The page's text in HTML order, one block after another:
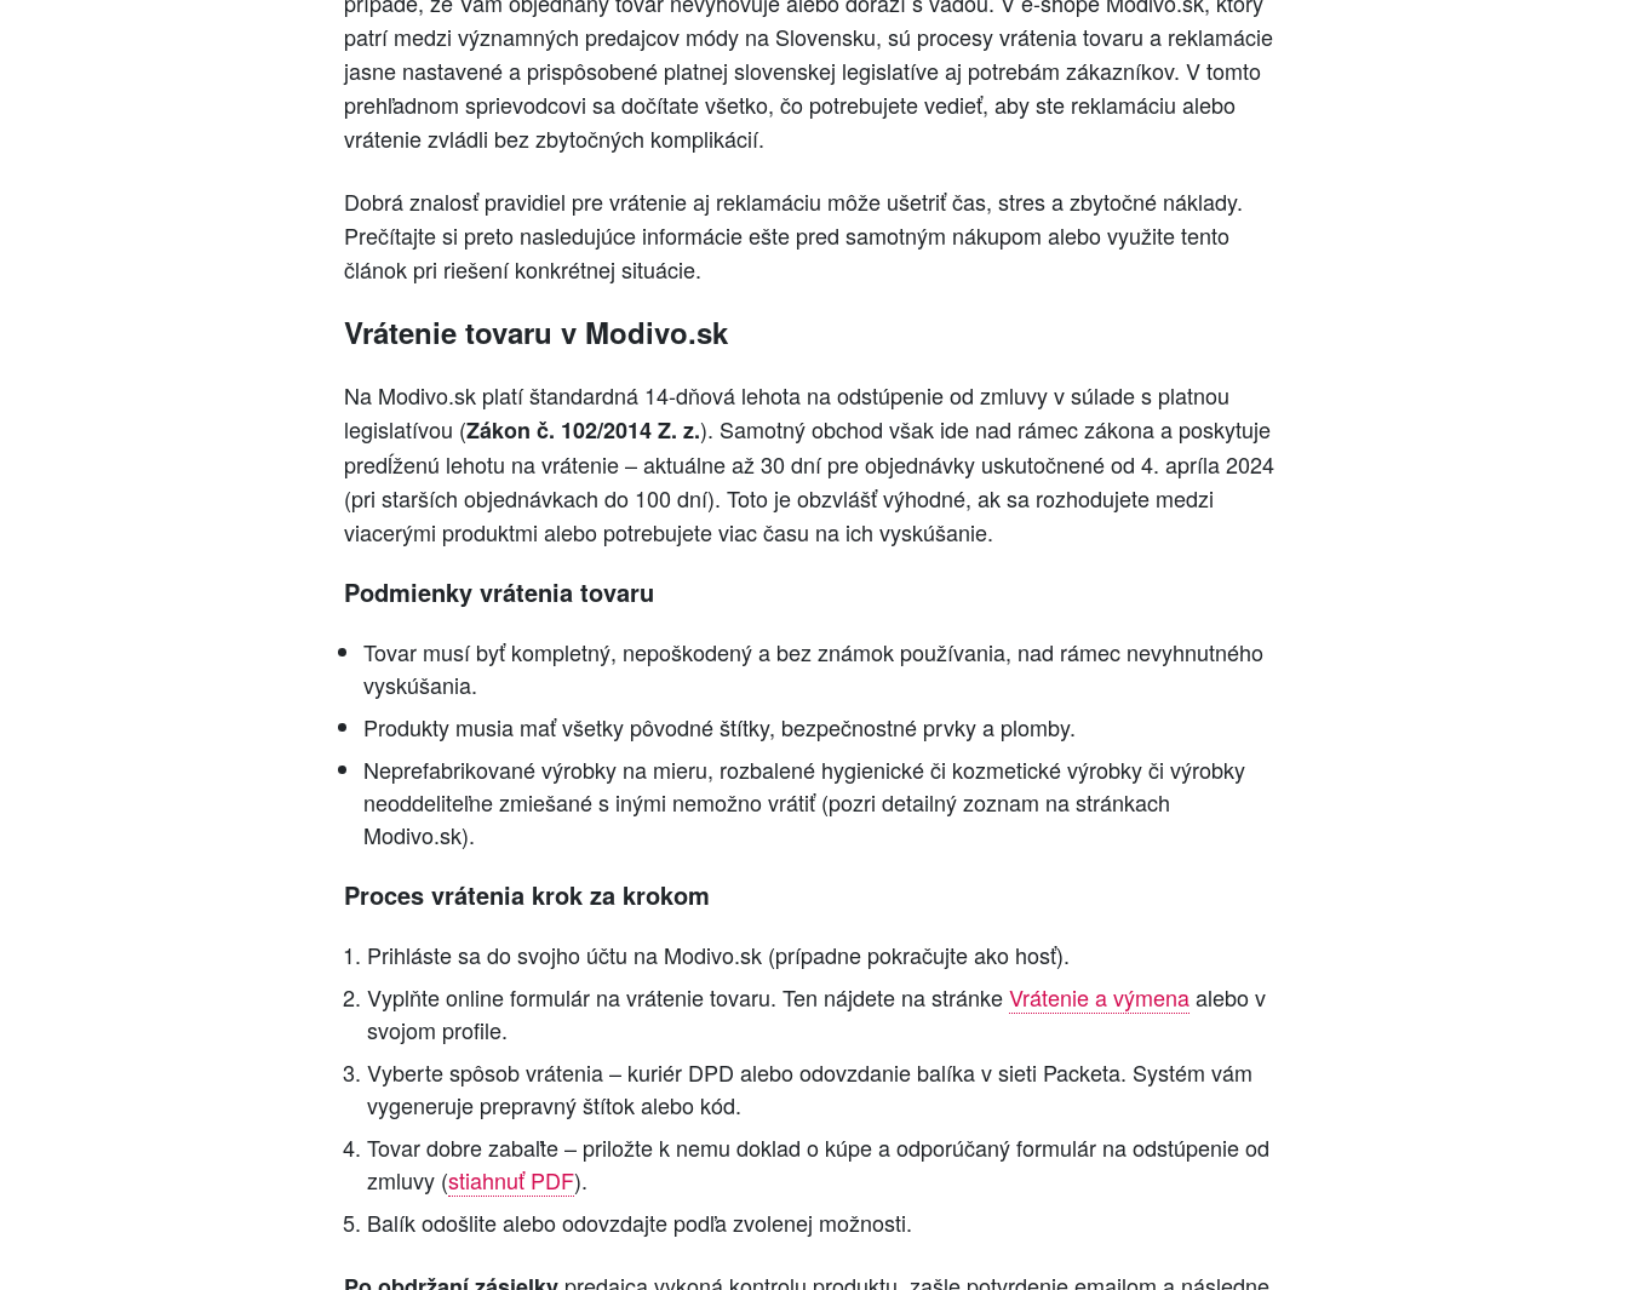
patrí medzi významných predajcov módy na Slovensku, sú procesy vrátenia tovaru a reklamácie
jasne nastavené a prispôsobené platnej slovenskej legislatíve aj potrebám zákazníkov. V tomto
prehľadnom sprievodcovi sa dočítate všetko, čo potrebujete vedieť, aby ste reklamáciu alebo
vrátenie zvládli bez zbytočných komplikácií.
Dobrá znalosť pravidiel pre vrátenie aj reklamáciu môže ušetriť čas, stres a zbytočné náklady.
Prečítajte si preto nasledujúce informácie ešte pred samotným nákupom alebo využite tento
článok pri riešení konkrétnej situácie.
Vrátenie tovaru v Modivo.sk
Na Modivo.sk platí štandardná 14-dňová lehota na odstúpenie od zmluvy v súlade s platnou
legislatívou (Zákon č. 102/2014 Z. z.). Samotný obchod však ide nad rámec zákona a poskytuje
predĺženú lehotu na vrátenie – aktuálne až 30 dní pre objednávky uskutočnené od 4. apríla 2024
(pri starších objednávkach do 100 dní). Toto je obzvlášť výhodné, ak sa rozhodujete medzi
viacerými produktmi alebo potrebujete viac času na ich vyskúšanie.
Podmienky vrátenia tovaru
Tovar musí byť kompletný, nepoškodený a bez známok používania, nad rámec nevyhnutného
vyskúšania.
Produkty musia mať všetky pôvodné štítky, bezpečnostné prvky a plomby.
Neprefabrikované výrobky na mieru, rozbalené hygienické či kozmetické výrobky či výrobky
neoddeliteľne zmiešané s inými nemožno vrátiť (pozri detailný zoznam na stránkach
Modivo.sk).
Proces vrátenia krok za krokom
Prihláste sa do svojho účtu na Modivo.sk (prípadne pokračujte ako hosť).
Vyplňte online formulár na vrátenie tovaru. Ten nájdete na stránkeVrátenie a výmenaalebo v
svojom profile.
Vyberte spôsob vrátenia – kuriér DPD alebo odovzdanie balíka v sieti Packeta. Systém vám
vygeneruje prepravný štítok alebo kód.
Tovar dobre zabaľte – priložte k nemu doklad o kúpe a odporúčaný formulár na odstúpenie od
zmluvy (stiahnuť PDF).
Balík odošlite alebo odovzdajte podľa zvolenej možnosti.